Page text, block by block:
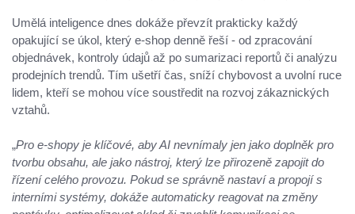
Umělá inteligence dnes dokáže převzít prakticky každý
opakující se úkol, který e-shop denně řeší - od zpracování
objednávek, kontroly údajů až po sumarizaci reportů či analýzu
prodejních trendů. Tím ušetří čas, sníží chybovost a uvolní ruce
lidem, kteří se mohou více soustředit na rozvoj zákaznických
vztahů.
„Pro e-shopy je klíčové, aby AI nevnímaly jen jako doplněk pro
tvorbu obsahu, ale jako nástroj, který lze přirozeně zapojit do
řízení celého provozu. Pokud se správně nastaví a propojí s
interními systémy, dokáže automaticky reagovat na změny